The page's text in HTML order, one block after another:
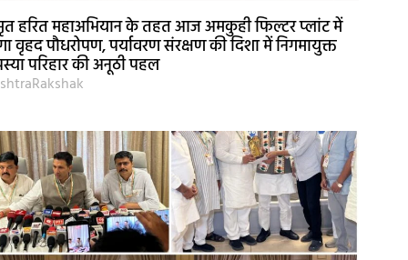
हरित महाअभियान के तहत आज अमकुही फिल्टर प्लांट में
वृहद पौधरोपण, पर्यावरण संरक्षण की दिशा में निगमायुक्त
परिहार की अनूठी पहल